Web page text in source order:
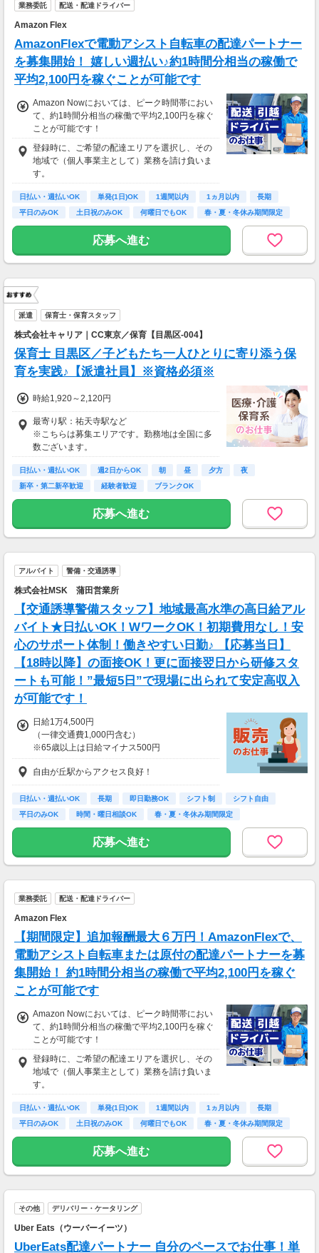
業務委託 配送・配達ドライバー
Amazon Flex
AmazonFlexで電動アシスト自転車の配達パートナー
を募集開始！ 嬉しい週払い♪約1時間分相当の稼働で
平均2,100円を稼ぐことが可能です
Amazon Nowにおいては、ピーク時間帯におい
て、約1時間分相当の稼働で平均2,100円を稼ぐ
ことが可能です！
登録時に、ご希望の配達エリアを選択し、その
地域で（個人事業主として）業務を請け負いま
す。
日払い・週払いOK 単発(1日)OK 1週間以内 1ヵ月以内
長期
平日のみOK
土日祝のみOK 何曜日でもOK 春・夏・冬休み期間限定
応募へ進む
派遣 保育士・保育スタッフ
株式会社キャリア｜CC東京／保育【目黒区-004】
保育士 目黒区／子どもたち一人ひとりに寄り添う保
育を実践♪【派遣社員】※資格必須※
時給1,920～2,120円
最寄り駅：祐天寺駅など
※こちらは募集エリアです。勤務地は全国に多
数ございます。
日払い・週払いOK 週2日からOK 朝 昼 夕方
夜
新卒・第二新卒歓迎
経験者歓迎 ブランクOK
応募へ進む
アルバイト 警備・交通誘導
株式会社MSK 蒲田営業所
【交通誘導警備スタッフ】地域最高水準の高日給アル
バイト★日払いOK！WワークOK！初期費用なし！安
心のサポート体制！働きやすい日勤♪ 【応募当日】
【18時以降】の面接OK！更に面接翌日から研修スタ
ートも可能！”最短5日”で現場に出られて安定高収入
が可能です！
日給1万4,500円
（一律交通費1,000円含む）
※65歳以上は日給マイナス500円
※70歳以上は日給マイナス2,00円
---
■交通誘導2級以上の資格をお持ちの方は
日給1万4,500円
※65歳以上は日給マイナス500円
※70歳以上は日給マイナス1,000円
★交通誘導2級（以上）として従事した場合
■65歳～69歳迄では他の年代と同じ現場でも
安全面・体力面の考慮により比較的低負荷の業
70歳以降では低負荷業務や季節により
相談の上短時間勤務をすることもあるため
給与が上記になる場合がございます。
＜月収例＞
（日給1万4,500円×月20日勤務）
自由が丘駅からアクセス良好！
日払い・週払いOK 長期 即日勤務OK シフト制
シフト自由
平日のみOK
時間・曜日相談OK
春・夏・冬休み期間限定
副業・ＷワークOK
応募へ進む
業務委託 配送・配達ドライバー
Amazon Flex
【期間限定】追加報酬最大６万円！AmazonFlexで、
電動アシスト自転車または原付の配達パートナーを募
集開始！ 約1時間分相当の稼働で平均2,100円を稼ぐ
ことが可能です
Amazon Nowにおいては、ピーク時間帯におい
て、約1時間分相当の稼働で平均2,100円を稼ぐ
ことが可能です！
登録時に、ご希望の配達エリアを選択し、その
地域で（個人事業主として）業務を請け負いま
す。
日払い・週払いOK 単発(1日)OK 1週間以内 1ヵ月以内
長期
平日のみOK
土日祝のみOK 何曜日でもOK 春・夏・冬休み期間限定
応募へ進む
その他 デリバリー・ケータリング
Uber Eats（ウーバーイーツ）
UberEats配達パートナー 自分のペースでお仕事！単